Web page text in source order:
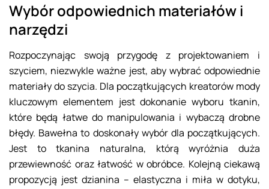
Wybór odpowiednich materiałów i
narzędzi
Rozpoczynając swoją przygodę z projektowaniem i
szyciem, niezwykle ważne jest, aby wybrać odpowiednie
materiały do szycia. Dla początkujących kreatorów mody
kluczowym elementem jest dokonanie wyboru tkanin,
które będą łatwe do manipulowania i wybaczą drobne
błędy. Bawełna to doskonały wybór dla początkujących.
Jest to tkanina naturalna, którą wyróżnia duża
przewiewność oraz łatwość w obróbce. Kolejną ciekawą
propozycją jest dzianina – elastyczna i miła w dotyku,